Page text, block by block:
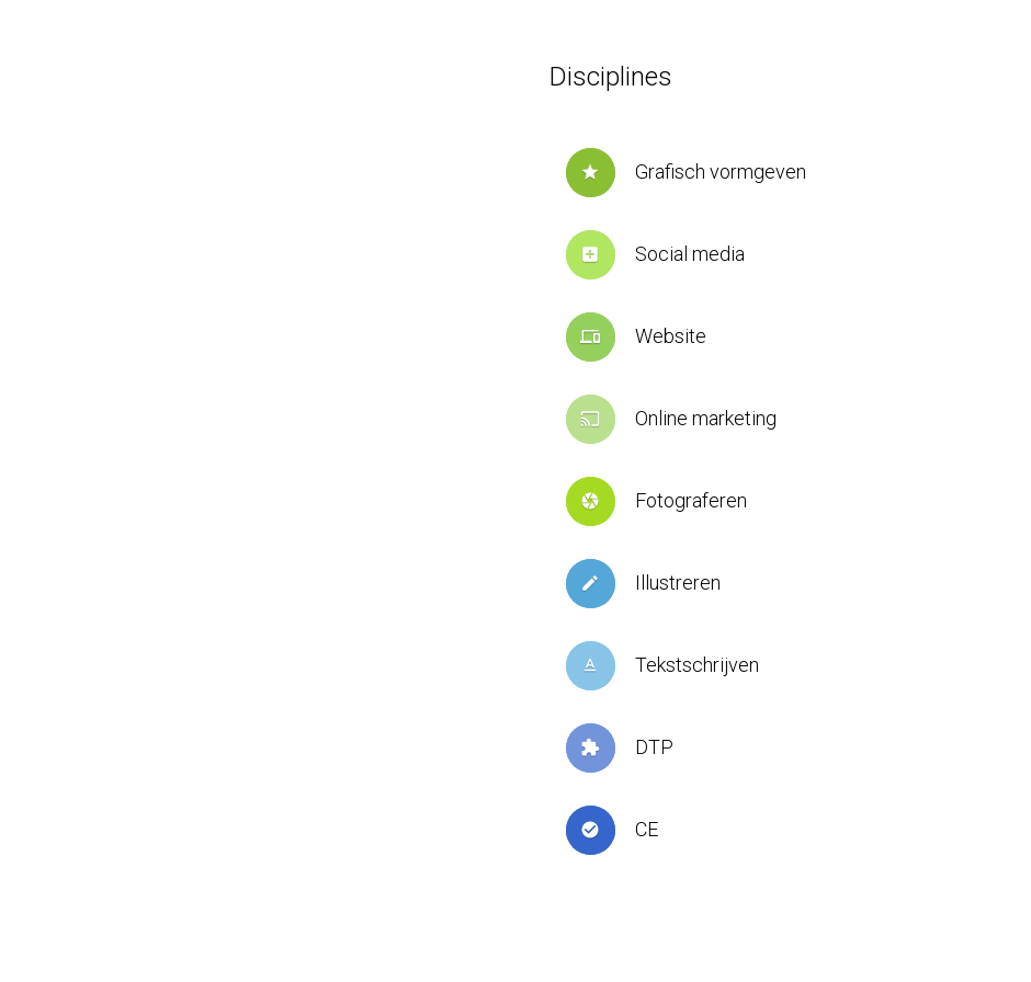
Disciplines
star Grafisch vormgeven
add_box Social media
devices Website
cast Online marketing
camera Fotograferen
create Illustreren
text_format Tekstschrijven
extension DTP
check_circle CE